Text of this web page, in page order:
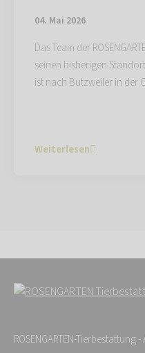
04. Mai 2026
Das Team der
seinen bisherigen
ist nach Butzweiler in der
Weiterlesen
ROSENGARTEN-Tierbestattung